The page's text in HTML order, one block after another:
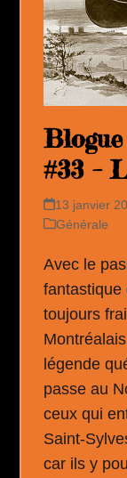
#33 –
13 janvier
Générale
Avec le
fantastique
toujours
légende
passe au
ceux qui
Saint-
car ils y